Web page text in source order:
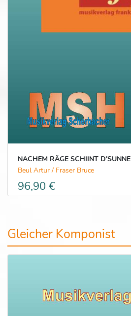
NACHEM RÄGE SCHIINT D'SUNNE
Beul Artur / Fraser Bruce
96,90 €
Gleicher Komponist